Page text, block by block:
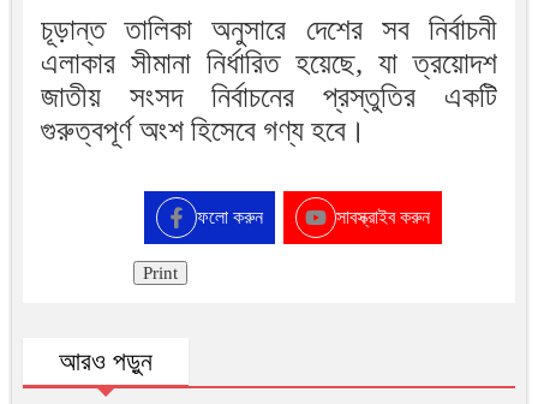
চূড়ান্ত তালিকা অনুসারে দেশের সব নির্বাচনী
এলাকার সীমানা নির্ধারিত হয়েছে, যা ত্রয়োদশ
জাতীয় সংসদ নির্বাচনের প্রস্তুতির একটি
গুরুত্বপূর্ণ অংশ হিসেবে গণ্য হবে।
ফলো করুন সাবস্ক্রাইব করুন
Print
আরও পড়ুন